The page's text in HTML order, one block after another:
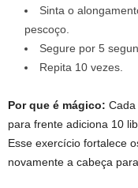
Sinta o
pescoço.
Segure por 5
Repita 10 vezes.
Por que é mágico:
para frente adiciona 10
Esse exercício fortalece
novamente a cabeça